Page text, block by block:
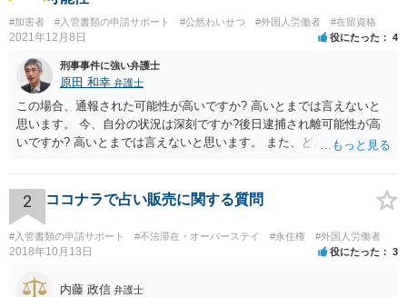
#加害者 #入管書類の申請サポート #公然わいせつ #外国人労働者 #在留資格
2021年12月8日 役にたった 4
刑事事件に強い弁護士
原田 和幸 弁護士
この場合、通報された可能性が高いですか? 高いとまでは言えないと
思います。 今、自分の状況は深刻ですか?後日逮捕され離可能性が高
いですか? 高いとまでは言えないと思います。 また、どんな犯罪をし
たりでしょうか。
2 ココナラで占い販売に関する質問
#入管書類の申請サポート #不法滞在・オーバーステイ #永住権 #外国人労働者
2018年10月13日 役にたった 3
内藤 政信 弁護士